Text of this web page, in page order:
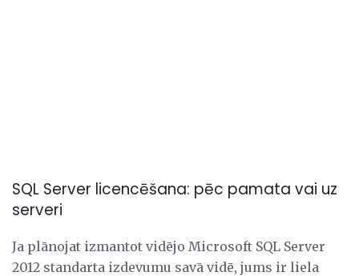
SQL Server licencēšana: pēc pamata vai uz
serveri
Ja plānojat izmantot vidējo Microsoft SQL Server
2012 standarta izdevumu savā vidē, jums ir liela